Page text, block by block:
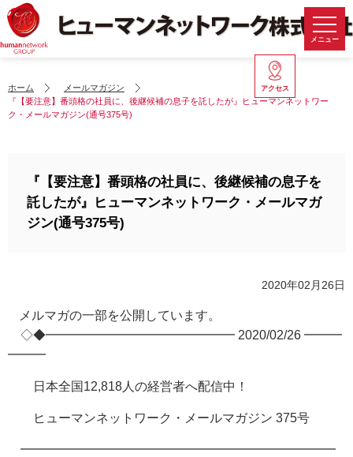
メニュー
アクセス
ホーム
メールマガジン
『【要注意】番頭格の社員に、後継候補の息子を託したが』ヒューマンネットワー
ク・メールマガジン(通号375号)
『【要注意】番頭格の社員に、後継候補の息子を
託したが』ヒューマンネットワーク・メールマガ
ジン(通号375号)
2020年02月26日
メルマガの一部を公開しています。
◇◆━━━━━━━━━━━━━━━ 2020/02/26 ━━━
━━━
日本全国12,818人の経営者へ配信中！
ヒューマンネットワーク・メールマガジン 375号
━━━━━━━━━━━━━━━━━━━━━━━━━